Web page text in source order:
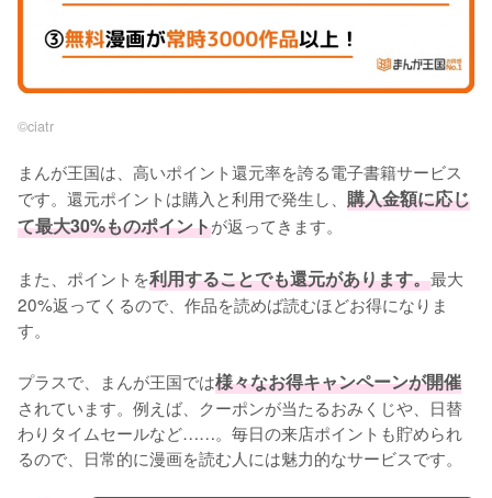
©︎ciatr
まんが王国は、高いポイント還元率を誇る電子書籍サービス
です。還元ポイントは購入と利用で発生し、 購入金額に応じ
て最大30%ものポイントが返ってきます。
また、ポイントを利用することでも還元があります。最大
20%返ってくるので、作品を読めば読むほどお得になりま
す。
プラスで、まんが王国では様々なお得キャンペーンが開催
されています。例えば、クーポンが当たるおみくじや、日替
わりタイムセールなど……。毎日の来店ポイントも貯められ
るので、日常的に漫画を読む人には魅力的なサービスです。